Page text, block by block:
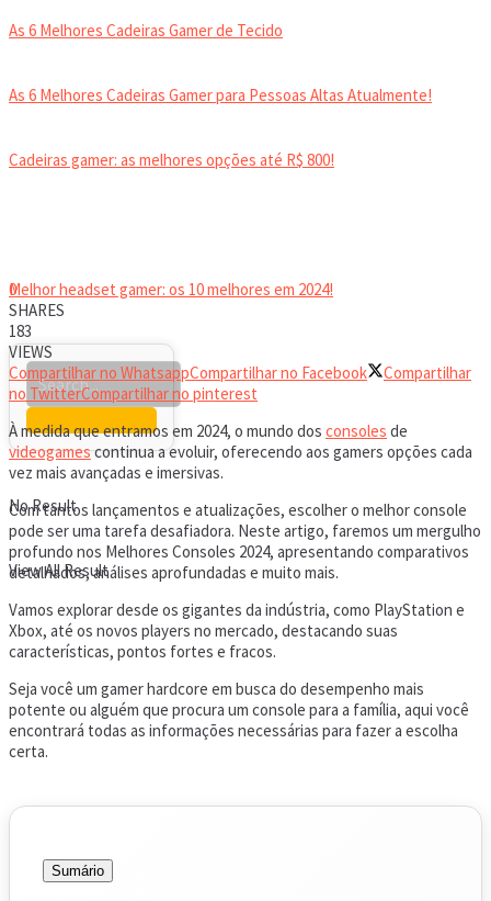
As 6 Melhores Cadeiras Gamer de Tecido
As 6 Melhores Cadeiras Gamer para Pessoas Altas Atualmente!
Cadeiras gamer: as melhores opções até R$ 800!
Melhor headset gamer: os 10 melhores em 2024!
No Result
View All Result
0
SHARES
183
VIEWS
Compartilhar no WhatsappCompartilhar no Facebook
Compartilhar
no TwitterCompartilhar no pinterest
À medida que entramos em 2024, o mundo dos consoles de
videogamescontinua a evoluir, oferecendo aos gamers opções cada
vez mais avançadas e imersivas.
Com tantos lançamentos e atualizações, escolher o melhor console
pode ser uma tarefa desafiadora. Neste artigo, faremos um mergulho
profundo nos Melhores Consoles 2024, apresentando comparativos
detalhados, análises aprofundadas e muito mais.
Vamos explorar desde os gigantes da indústria, como PlayStation e
Xbox, até os novos players no mercado, destacando suas
características, pontos fortes e fracos.
Seja você um gamer hardcore em busca do desempenho mais
potente ou alguém que procura um console para a família, aqui você
encontrará todas as informações necessárias para fazer a escolha
certa.
Sumário